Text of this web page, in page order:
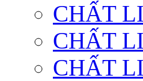
CHẤT
CHẤT
CHẤT